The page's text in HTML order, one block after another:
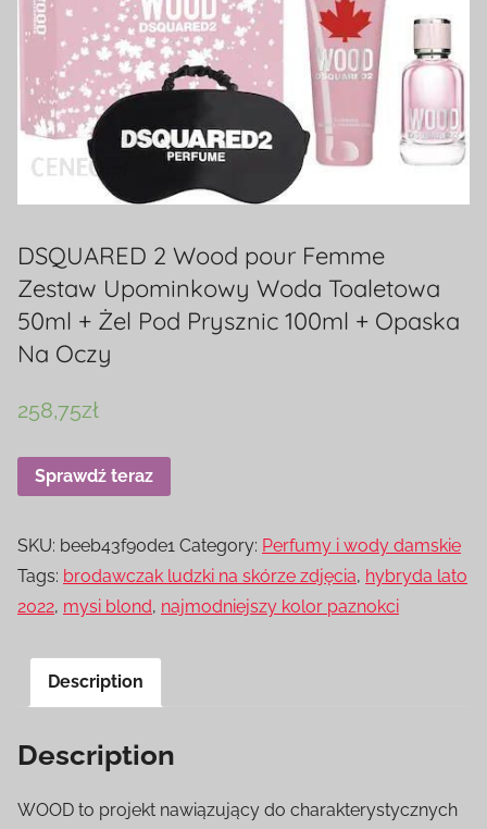
DSQUARED 2 Wood pour Femme
Zestaw Upominkowy Woda Toaletowa
50ml + Żel Pod Prysznic 100ml + Opaska
Na Oczy
258,75zł
Sprawdź teraz
SKU: beeb43f90de1 Category: Perfumy i wody damskie
Tags: brodawczak ludzki na skórze zdjęcia, hybryda lato
2022, mysi blond, najmodniejszy kolor paznokci
Description
Description
WOOD to projekt nawiązujący do charakterystycznych